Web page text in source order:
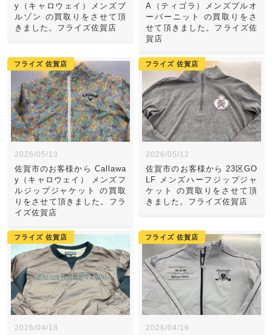
y（キャロウェイ）メンズブ
ルゾン の買取りをさせて頂
きました。フライズ佐賀店
A（ティゴラ）メンズプルオ
ーバーニット の買取りをさ
せて頂きました。フライズ佐
賀店
フライズ 佐賀店
2026/05/13
佐賀市のお客様から Callawa
y（キャロウェイ） メンズフ
ルジップジャケット の買取
りをさせて頂きました。フラ
イズ佐賀店
フライズ 佐賀店
2026/05/12
佐賀市のお客様から 23区GO
LF メンズハーフジップジャ
ケット の買取りをさせて頂
きました。フライズ佐賀店
フライズ 佐賀店
2026/04/18
フライズ 佐賀店
2026/04/16